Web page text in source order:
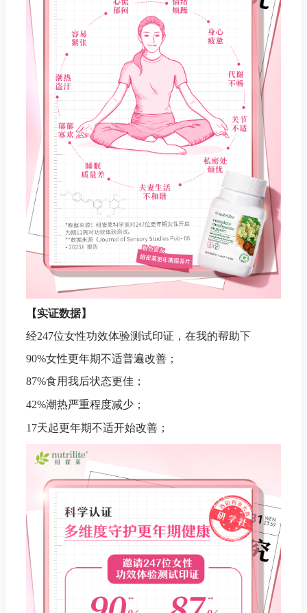
【实证数据】
经247位女性功效体验测试印证，在我的帮助下
90%女性更年期不适普遍改善；
87%食用我后状态更佳；
42%潮热严重程度减少；
17天起更年期不适开始改善；